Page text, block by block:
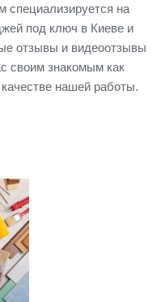
специализируется на
под ключ в Киеве и
отзывы и видеоотзывы
своим знакомым как
нашей работы.